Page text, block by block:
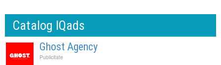
Catalog IQads
Ghost Agency
Publicitate